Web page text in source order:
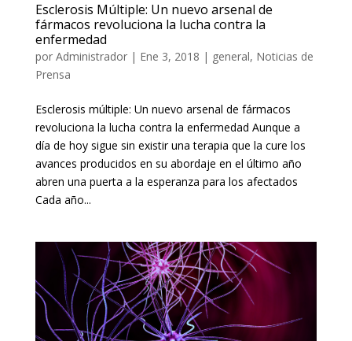
Esclerosis Múltiple: Un nuevo arsenal de
fármacos revoluciona la lucha contra la
enfermedad
por Administrador| Ene 3, 2018 | general, Noticias de
Prensa
Esclerosis múltiple: Un nuevo arsenal de fármacos
revoluciona la lucha contra la enfermedad Aunque a
día de hoy sigue sin existir una terapia que la cure los
avances producidos en su abordaje en el último año
abren una puerta a la esperanza para los afectados
Cada año...